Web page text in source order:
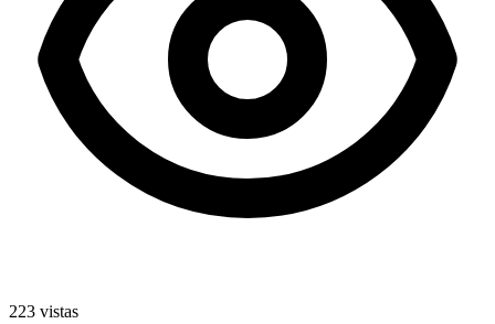
223 vistas